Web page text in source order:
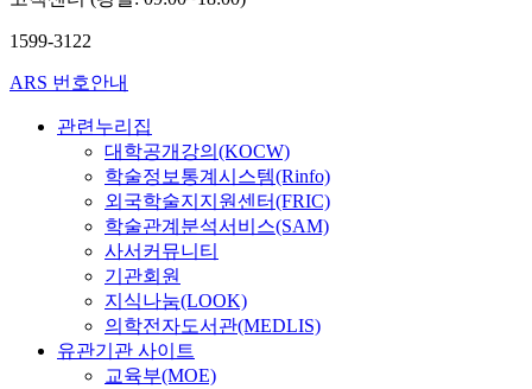
1599-3122
ARS 번호안내
관련누리집
대학공개강의(KOCW)
학술정보통계시스템(Rinfo)
외국학술지지원센터(FRIC)
학술관계분석서비스(SAM)
사서커뮤니티
기관회원
지식나눔(LOOK)
의학전자도서관(MEDLIS)
유관기관 사이트
교육부(MOE)